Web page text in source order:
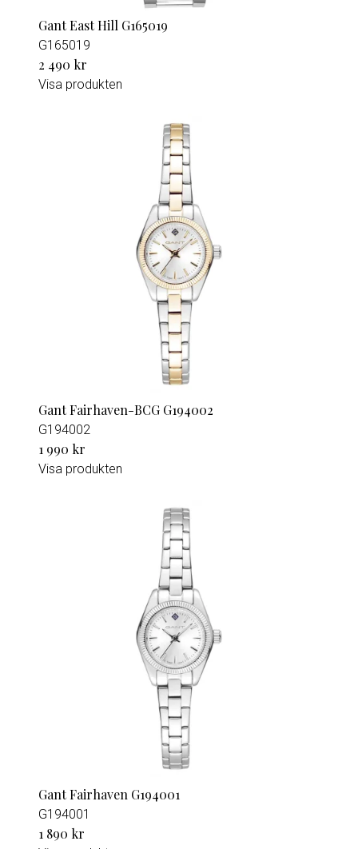
Gant East Hill G165019
G165019
2 490 kr
Visa produkten
Gant Fairhaven-BCG G194002
G194002
1 990 kr
Visa produkten
Gant Fairhaven G194001
G194001
1 890 kr